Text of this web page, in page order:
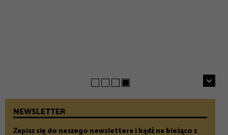
NEWSLETTER
Zapisz się do naszego newslettera i bądź na bieżąco z